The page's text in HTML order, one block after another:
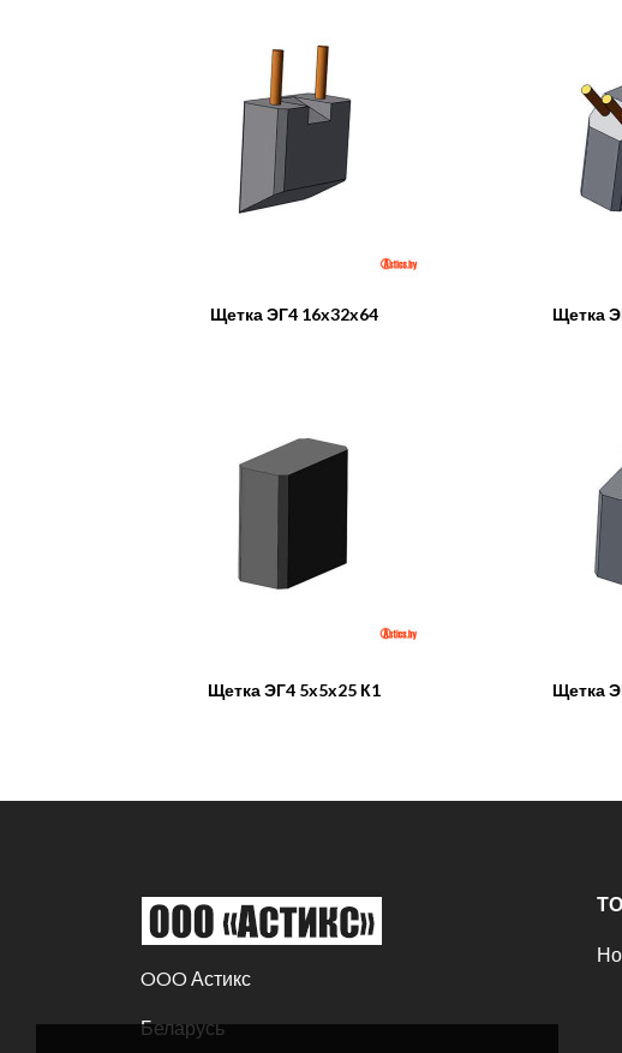
Щетка ЭГ4 16x32x64 Щетка
Щетка ЭГ4 5x5x25 К1 Щетка
OOO Астикс
Беларусь